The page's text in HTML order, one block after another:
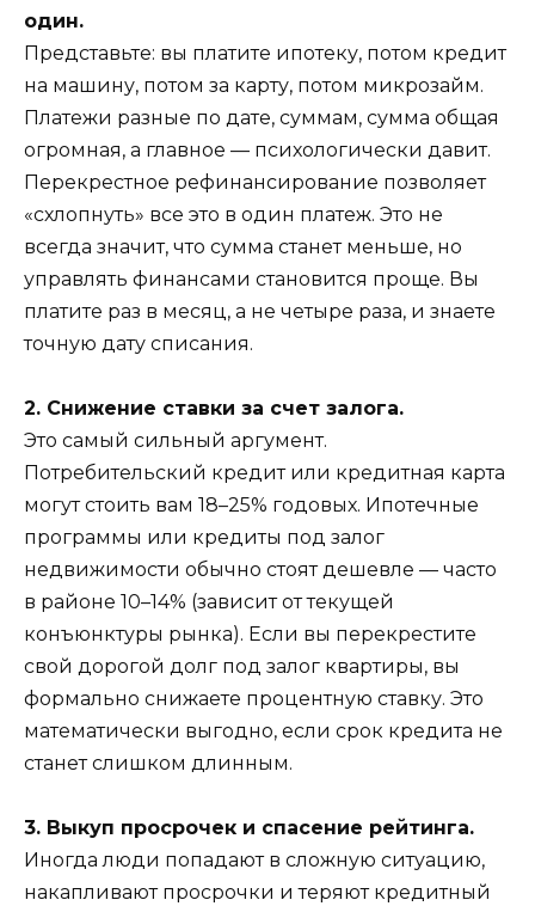
один.
Представьте: вы платите ипотеку, потом кредит
на машину, потом за карту, потом микрозайм.
Платежи разные по дате, суммам, сумма общая
огромная, а главное — психологически давит.
Перекрестное рефинансирование позволяет
«схлопнуть» все это в один платеж. Это не
всегда значит, что сумма станет меньше, но
управлять финансами становится проще. Вы
платите раз в месяц, а не четыре раза, и знаете
точную дату списания.
2. Снижение ставки за счет залога.
Это самый сильный аргумент.
Потребительский кредит или кредитная карта
могут стоить вам 18–25% годовых. Ипотечные
программы или кредиты под залог
недвижимости обычно стоят дешевле — часто
в районе 10–14% (зависит от текущей
конъюнктуры рынка). Если вы перекрестите
свой дорогой долг под залог квартиры, вы
формально снижаете процентную ставку. Это
математически выгодно, если срок кредита не
станет слишком длинным.
3. Выкуп просрочек и спасение рейтинга.
Иногда люди попадают в сложную ситуацию,
накапливают просрочки и теряют кредитный